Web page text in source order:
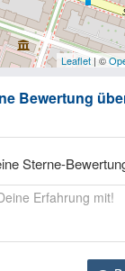
Leaflet| ©
Bewertung
Sterne-